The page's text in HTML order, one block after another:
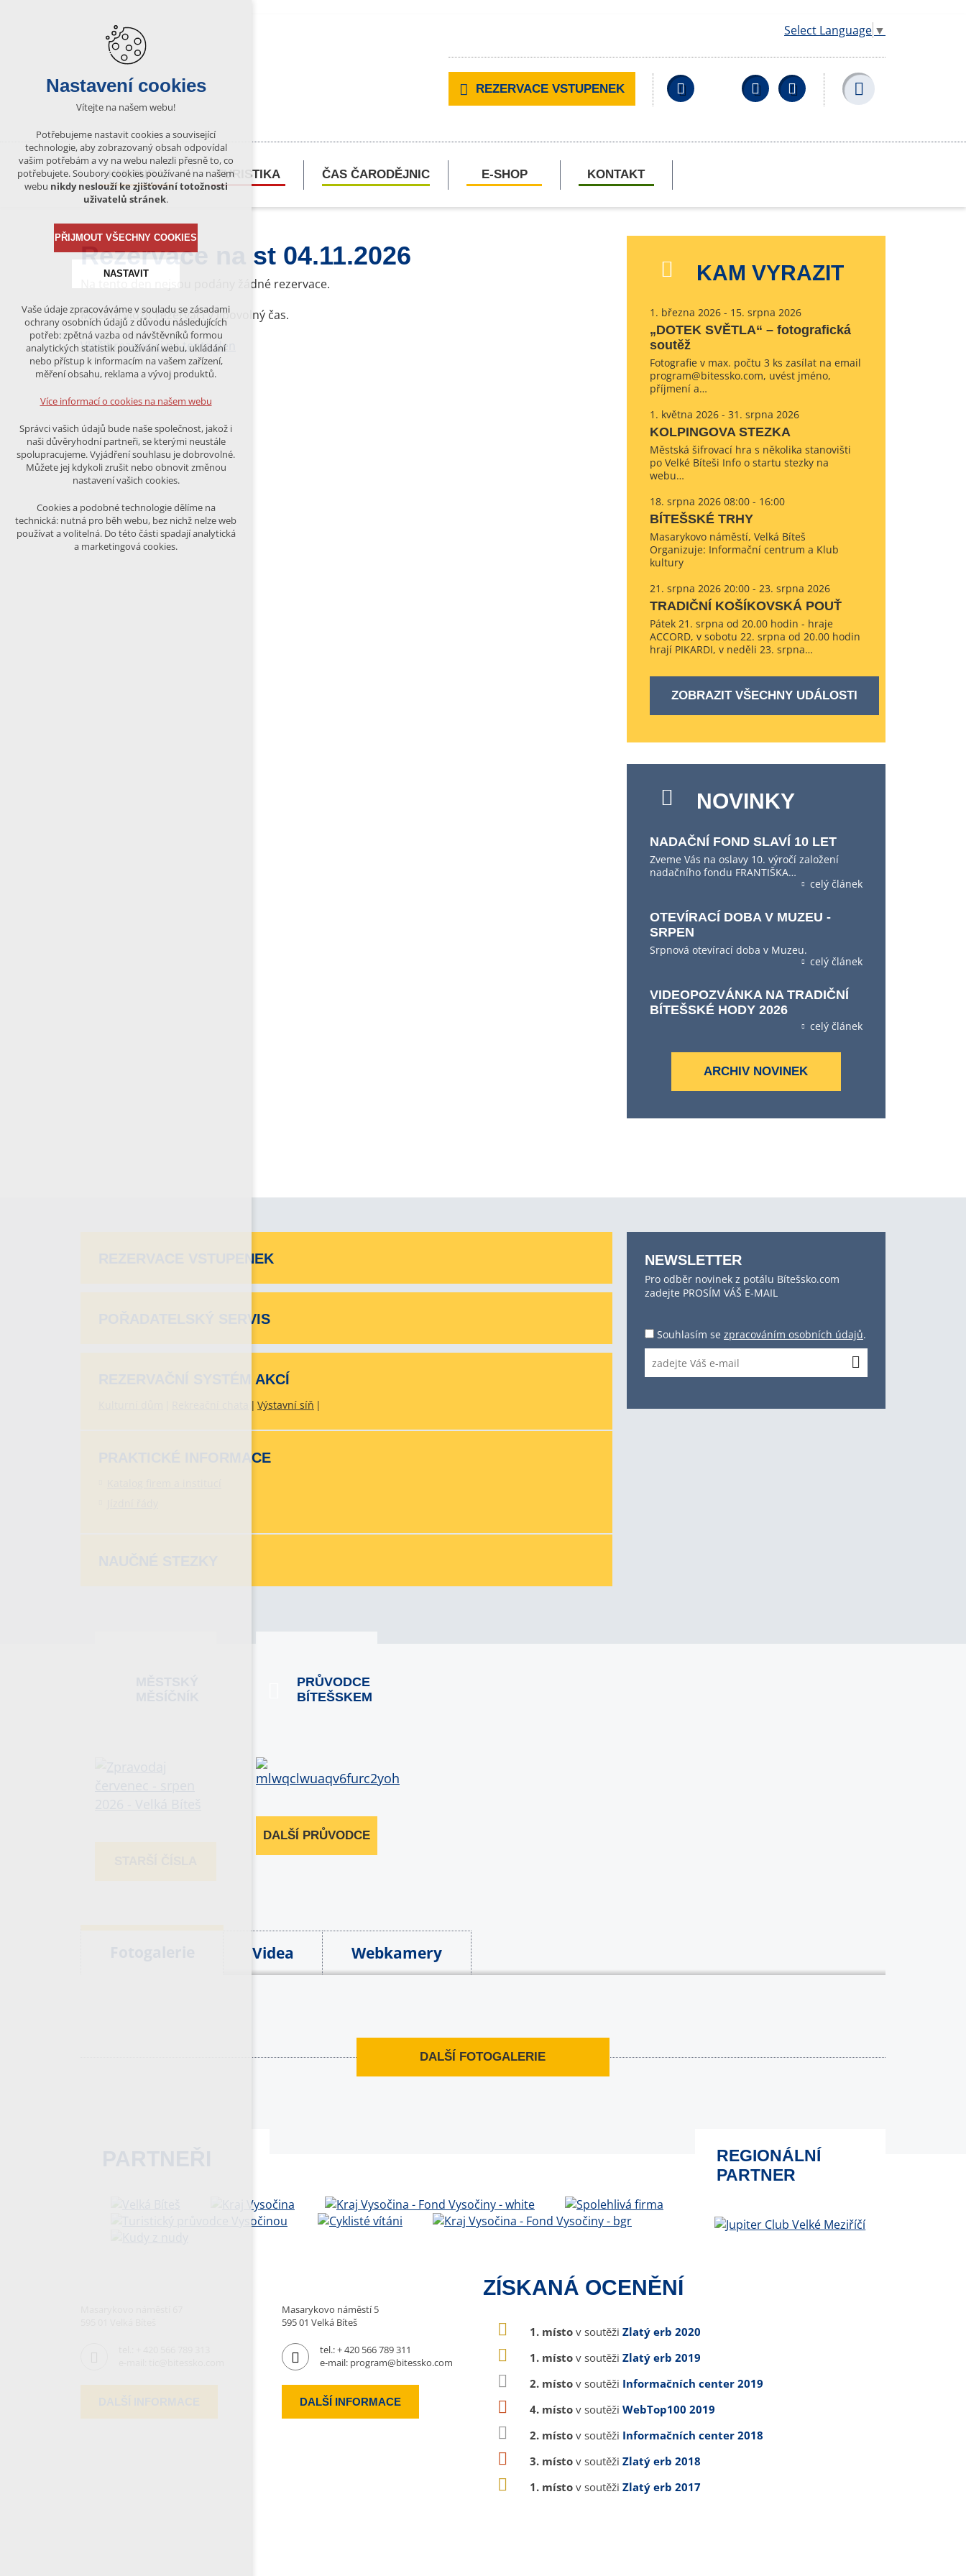
Select Language ▼
REZERVACE VSTUPENEK Facebook YouTubeWikipedia
KULTURA TURISTIKA ČAS ČARODĚJNIC E-SHOP KONTAKT
Rezervace na st 04.11.2026
Na tento den nejsou podány žádné rezervace.
Můžete vložit rezervaci v libovolný čas.
Vložit rezervaci na tento den
KAM VYRAZIT
1. března 2026 - 15. srpna 2026
„DOTEK SVĚTLA“ – fotografická
soutěž
Fotografie v max. počtu 3 ks zasílat na email
program@bitessko.com, uvést jméno,
příjmení a…
1. května 2026 - 31. srpna 2026
KOLPINGOVA STEZKA
Městská šifrovací hra s několika stanovišti
po Velké Bíteši Info o startu stezky na
webu…
18. srpna 2026 08:00 - 16:00
BÍTEŠSKÉ TRHY
Masarykovo náměstí, Velká Bíteš
Organizuje: Informační centrum a Klub
kultury
21. srpna 2026 20:00 - 23. srpna 2026
TRADIČNÍ KOŠÍKOVSKÁ POUŤ
Pátek 21. srpna od 20.00 hodin - hraje
ACCORD, v sobotu 22. srpna od 20.00 hodin
hrají PIKARDI, v neděli 23. srpna…
ZOBRAZIT VŠECHNY UDÁLOSTI
NOVINKY
NADAČNÍ FOND SLAVÍ 10 LET
Zveme Vás na oslavy 10. výročí založení
nadačního fondu FRANTIŠKA…
celý článek
OTEVÍRACÍ DOBA V MUZEU -
SRPEN
Srpnová otevírací doba v Muzeu.
celý článek
VIDEOPOZVÁNKA NA TRADIČNÍ
BÍTEŠSKÉ HODY 2026
celý článek
ARCHIV NOVINEK
REZERVACE VSTUPENEK
POŘADATELSKÝ SERVIS
REZERVAČNÍ SYSTÉM AKCÍ
Výstavní síň
PRAKTICKÉ INFORMACE
NEWSLETTER
Pro odběr novinek z potálu Bítešsko.com
zadejte PROSÍM VÁŠ E-MAIL
Souhlasím se zpracováním osobních údajů.
PRŮVODCE
BÍTEŠSKEM
DALŠÍ PRŮVODCE
Videa Webkamery
DALŠÍ FOTOGALERIE
REGIONÁLNÍ
PARTNER
Masarykovo náměstí 5
595 01 Velká Bíteš
tel.:+ 420 566 789 311
e-mail: program@bitessko.com
DALŠÍ INFORMACE
ZÍSKANÁ OCENĚNÍ
1. místo v soutěži Zlatý erb 2020
1. místo v soutěži Zlatý erb 2019
2. místo v soutěži Informačních center 2019
4. místo v soutěži WebTop100 2019
2. místo v soutěži Informačních center 2018
3. místo v soutěži Zlatý erb 2018
1. místo v soutěži Zlatý erb 2017
Nastavení cookies
Vítejte na našem webu!
Potřebujeme nastavit cookies a související
technologie, aby zobrazovaný obsah odpovídal
vašim potřebám a vy na webu nalezli přesně to, co
potřebujete. Soubory cookies používané na našem
webu nikdy neslouží ke zjišťování totožnosti
uživatelů stránek.
PŘIJMOUT VŠECHNY COOKIES
NASTAVIT
Technická cookies
nutná pro provozování webu
udržení kontextu stránek (session):
případná přihlášení, volby jazyka, apod.
analytická pro anonymizované
vyhodnocení návštěvnosti
marketingová cookies (Google)
Více informací o cookies na našem webu
ODMÍTNOUT VŠE
Vaše údaje zpracováváme v souladu se zásadami
ochrany osobních údajů z důvodu následujících
potřeb: zpětná vazba od návštěvníků formou
analytických statistik používání webu, ukládání
nebo přístup k informacím na vašem zařízení,
měření obsahu, reklama a vývoj produktů.
Více informací o cookies na našem webu
Správci vašich údajů bude naše společnost, jakož i
naši důvěryhodní partneři, se kterými neustále
spolupracujeme. Vyjádření souhlasu je dobrovolné.
Můžete jej kdykoli zrušit nebo obnovit změnou
nastavení vašich cookies.
Cookies a podobné technologie dělíme na
technická: nutná pro běh webu, bez nichž nelze web
používat a volitelná. Do této části spadají analytická
a marketingová cookies.